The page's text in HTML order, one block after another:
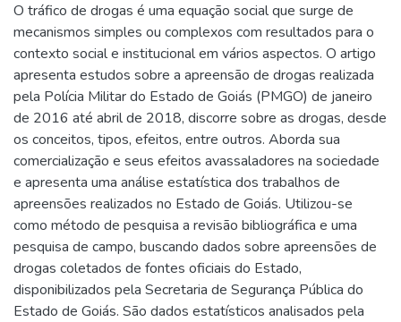
O tráfico de drogas é uma equação social que surge de
mecanismos simples ou complexos com resultados para o
contexto social e institucional em vários aspectos. O artigo
apresenta estudos sobre a apreensão de drogas realizada
pela Polícia Militar do Estado de Goiás (PMGO) de janeiro
de 2016 até abril de 2018, discorre sobre as drogas, desde
os conceitos, tipos, efeitos, entre outros. Aborda sua
comercialização e seus efeitos avassaladores na sociedade
e apresenta uma análise estatística dos trabalhos de
apreensões realizados no Estado de Goiás. Utilizou-se
como método de pesquisa a revisão bibliográfica e uma
pesquisa de campo, buscando dados sobre apreensões de
drogas coletados de fontes oficiais do Estado,
disponibilizados pela Secretaria de Segurança Pública do
Estado de Goiás. São dados estatísticos analisados pela